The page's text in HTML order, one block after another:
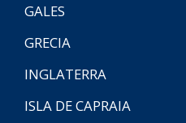
GALES
GRECIA
INGLATERRA
ISLA DE CAPRAIA